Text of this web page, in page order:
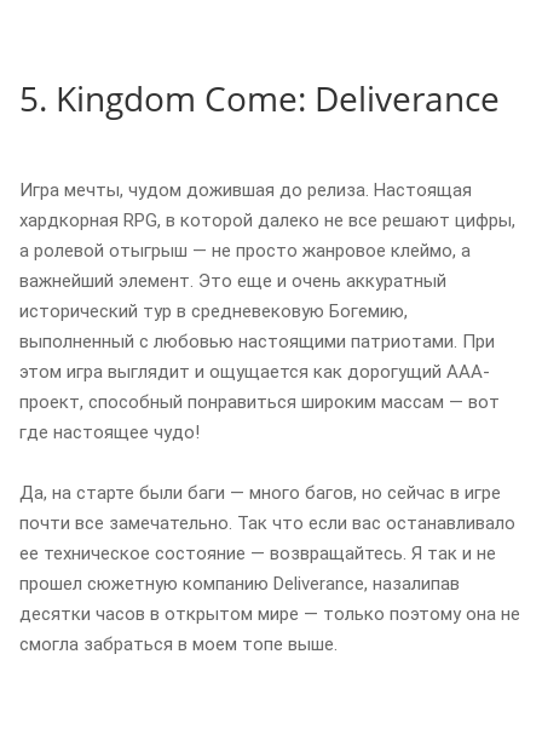
5. Kingdom Come: Deliverance
Игра мечты, чудом дожившая до релиза. Настоящая
хардкорная RPG, в которой далеко не все решают цифры,
а ролевой отыгрыш — не просто жанровое клеймо, а
важнейший элемент. Это еще и очень аккуратный
исторический тур в средневековую Богемию,
выполненный с любовью настоящими патриотами. При
этом игра выглядит и ощущается как дорогущий ААА-
проект, способный понравиться широким массам — вот
где настоящее чудо!
Да, на старте были баги — много багов, но сейчас в игре
почти все замечательно. Так что если вас останавливало
ее техническое состояние — возвращайтесь. Я так и не
прошел сюжетную компанию Deliverance, назалипав
десятки часов в открытом мире — только поэтому она не
смогла забраться в моем топе выше.